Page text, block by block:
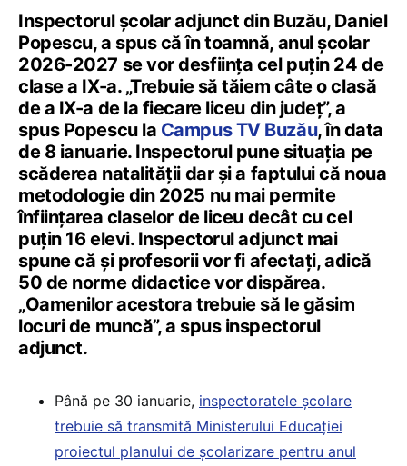
Inspectorul școlar adjunct din Buzău, Daniel
Popescu, a spus că în toamnă, anul școlar
2026-2027 se vor desființa cel puțin 24 de
clase a IX-a. „Trebuie să tăiem câte o clasă
de a IX-a de la fiecare liceu din județ”, a
spus Popescu la Campus TV Buzău, în data
de 8 ianuarie. Inspectorul pune situația pe
scăderea natalității dar și a faptului că noua
metodologie din 2025 nu mai permite
înființarea claselor de liceu decât cu cel
puțin 16 elevi. Inspectorul adjunct mai
spune că și profesorii vor fi afectați, adică
50 de norme didactice vor dispărea.
„Oamenilor acestora trebuie să le găsim
locuri de muncă”, a spus inspectorul
adjunct.
Până pe 30 ianuarie, inspectoratele școlare
trebuie să transmită Ministerului Educației
proiectul planului de școlarizare pentru anul